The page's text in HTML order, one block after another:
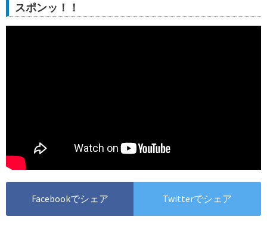
スポンッ！！
Facebookでシェア Twitterでシェア